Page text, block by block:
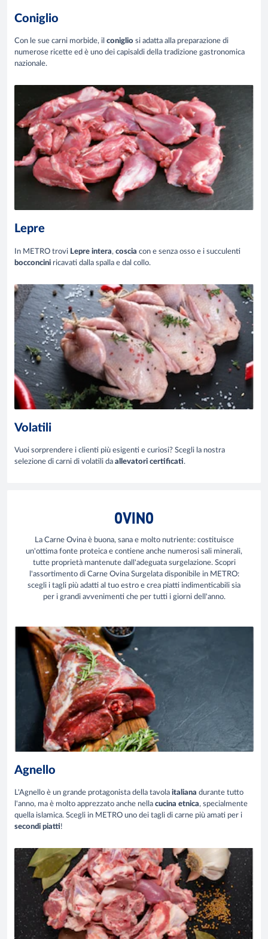
Coniglio
Con le sue carni morbide, il coniglio si adatta alla preparazione di
numerose ricette ed è uno dei capisaldi della tradizione gastronomica
nazionale.
Lepre
In METRO trovi Lepre intera, coscia con e senza osso e i succulenti
bocconcini ricavati dalla spalla e dal collo.
Volatili
Vuoi sorprendere i clienti più esigenti e curiosi? Scegli la nostra
selezione di carni di volatili da allevatori certificati.
OVINO
La Carne Ovina è buona, sana e molto nutriente: costituisce
un'ottima fonte proteica e contiene anche numerosi sali minerali,
tutte proprietà mantenute dall'adeguata surgelazione. Scopri
l'assortimento di Carne Ovina Surgelata disponibile in METRO:
scegli i tagli più adatti al tuo estro e crea piatti indimenticabili sia
per i grandi avvenimenti che per tutti i giorni dell'anno.
Agnello
L'Agnello è un grande protagonista della tavola italiana durante tutto
l'anno, ma è molto apprezzato anche nella cucina etnica, specialmente
quella islamica. Scegli in METRO uno dei tagli di carne più amati per i
secondi piatti!